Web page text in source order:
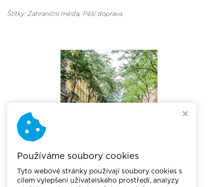
Štítky: Zahraniční města, Pěší doprava
Používáme soubory cookies
Tyto webové stránky používají soubory cookies s
cílem vylepšení uživatelského prostředí, analýzy